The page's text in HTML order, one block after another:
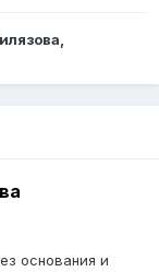
,
основания и